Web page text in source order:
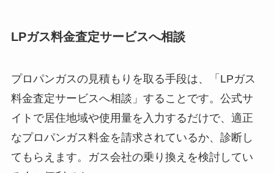
LPガス料金査定サービスへ相談
プロパンガスの見積もりを取る手段は、「LPガス
料金査定サービスへ相談」することです。公式サ
イトで居住地域や使用量を入力するだけで、適正
なプロパンガス料金を請求されているか、診断し
てもらえます。ガス会社の乗り換えを検討してい